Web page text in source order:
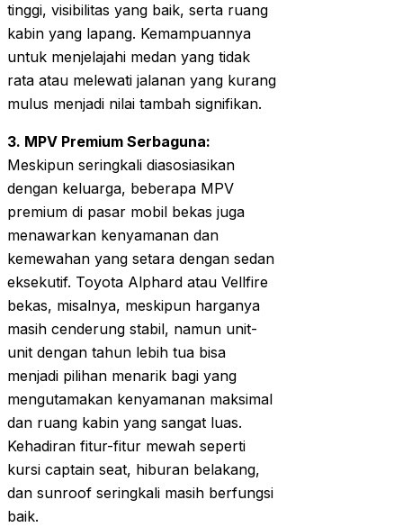
tinggi, visibilitas yang baik, serta ruang
kabin yang lapang. Kemampuannya
untuk menjelajahi medan yang tidak
rata atau melewati jalanan yang kurang
mulus menjadi nilai tambah signifikan.
3. MPV Premium Serbaguna:
Meskipun seringkali diasosiasikan
dengan keluarga, beberapa MPV
premium di pasar mobil bekas juga
menawarkan kenyamanan dan
kemewahan yang setara dengan sedan
eksekutif. Toyota Alphard atau Vellfire
bekas, misalnya, meskipun harganya
masih cenderung stabil, namun unit-
unit dengan tahun lebih tua bisa
menjadi pilihan menarik bagi yang
mengutamakan kenyamanan maksimal
dan ruang kabin yang sangat luas.
Kehadiran fitur-fitur mewah seperti
kursi captain seat, hiburan belakang,
dan sunroof seringkali masih berfungsi
baik.